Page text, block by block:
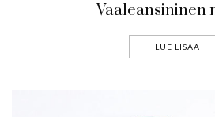
Vaaleansininen
LUE LISÄÄ